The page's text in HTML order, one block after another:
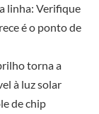
linha: Verifique
é o ponto de
torna a
à luz solar
de chip